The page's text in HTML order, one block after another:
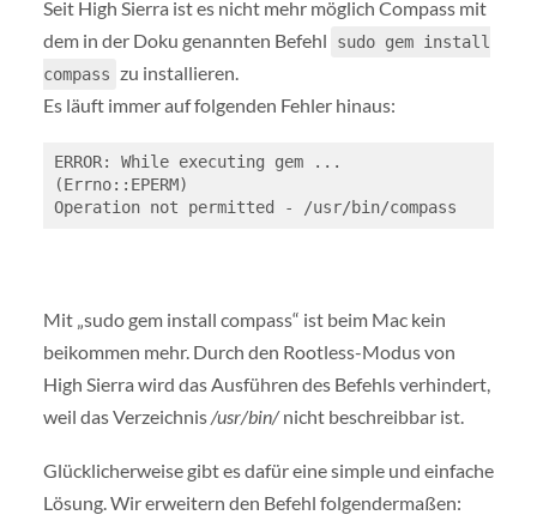
Seit High Sierra ist es nicht mehr möglich Compass mit
dem in der Doku genannten Befehl
sudo gem install
compass zu installieren.
Es läuft immer auf folgenden Fehler hinaus:
ERROR: While executing gem ...
(Errno::EPERM)
Operation not permitted - /usr/bin/compass
Mit „sudo gem install compass“ ist beim Mac kein
beikommen mehr. Durch den Rootless-Modus von
High Sierra wird das Ausführen des Befehls verhindert,
weil das Verzeichnis/usr/bin/nicht beschreibbar ist.
Glücklicherweise gibt es dafür eine simple und einfache
Lösung. Wir erweitern den Befehl folgendermaßen: